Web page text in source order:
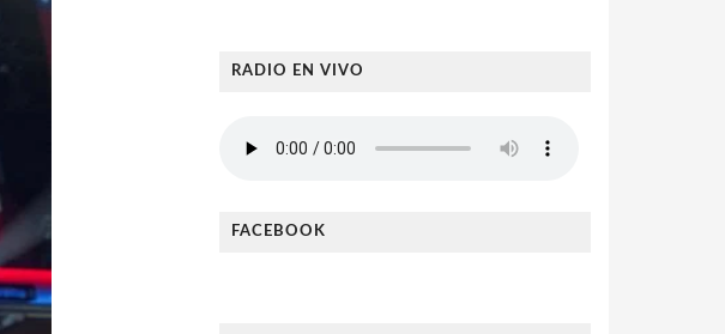
RADIO EN VIVO
FACEBOOK